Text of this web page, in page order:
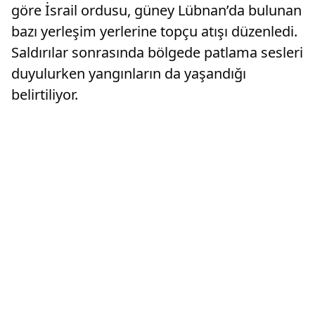
göre İsrail ordusu, güney Lübnan’da bulunan
bazı yerleşim yerlerine topçu atışı düzenledi.
Saldırılar sonrasında bölgede patlama sesleri
duyulurken yangınların da yaşandığı
belirtiliyor.